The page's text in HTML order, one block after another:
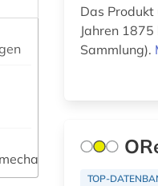
(1)
)
Das
Jahren
Sammlung).
TOP-